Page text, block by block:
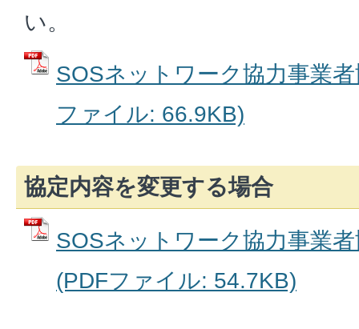
い。
SOSネットワーク協力事業
ファイル: 66.9KB)
協定内容を変更する場合
SOSネットワーク協力事業
(PDFファイル: 54.7KB)